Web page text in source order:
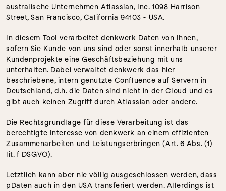
australische Unternehmen Atlassian, Inc. 1098 Harrison
Street, San Francisco, California 94103 - USA.
In diesem Tool verarbeitet denkwerk Daten von Ihnen,
sofern Sie Kunde von uns sind oder sonst innerhalb unserer
Kundenprojekte eine Geschäftsbeziehung mit uns
unterhalten. Dabei verwaltet denkwerk das hier
beschriebene, intern genutzte Confluence auf Servern in
Deutschland, d.h. die Daten sind nicht in der Cloud und es
gibt auch keinen Zugriff durch Atlassian oder andere.
Die Rechtsgrundlage für diese Verarbeitung ist das
berechtigte Interesse von denkwerk an einem effizienten
Zusammenarbeiten und Leistungserbringen (Art. 6 Abs. (1)
lit. f DSGVO).
Letztlich kann aber nie völlig ausgeschlossen werden, dass
pDaten auch in den USA transferiert werden. Allerdings ist